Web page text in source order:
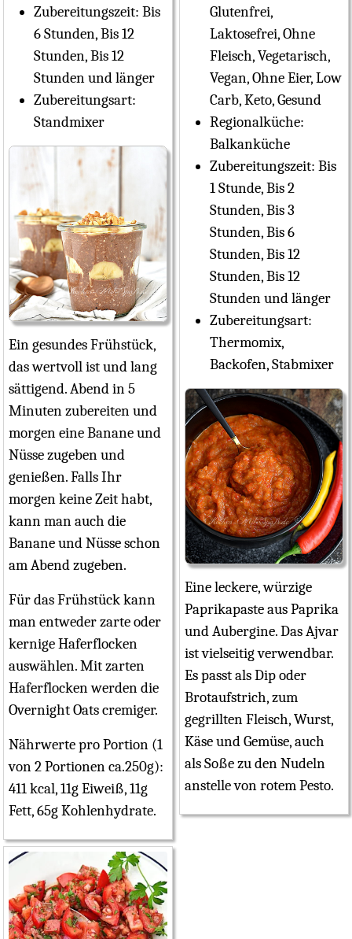
Zubereitungszeit: Bis
6 Stunden, Bis 12
Stunden, Bis 12
Stunden und länger
Zubereitungsart:
Standmixer
Ein gesundes Frühstück,
das wertvoll ist und lang
sättigend. Abend in 5
Minuten zubereiten und
morgen eine Banane und
Nüsse zugeben und
genießen. Falls Ihr
morgen keine Zeit habt,
kann man auch die
Banane und Nüsse schon
am Abend zugeben.
Für das Frühstück kann
man entweder zarte oder
kernige Haferflocken
auswählen. Mit zarten
Haferflocken werden die
Overnight Oats cremiger.
Nährwerte pro Portion (1
von 2 Portionen ca.250g):
411 kcal, 11g Eiweiß, 11g
Fett, 65g Kohlenhydrate.
Glutenfrei,
Laktosefrei, Ohne
Fleisch, Vegetarisch,
Vegan, Ohne Eier, Low
Carb, Keto, Gesund
Regionalküche:
Balkanküche
Zubereitungszeit: Bis
1 Stunde, Bis 2
Stunden, Bis 3
Stunden, Bis 6
Stunden, Bis 12
Stunden, Bis 12
Stunden und länger
Zubereitungsart:
Thermomix,
Backofen, Stabmixer
Eine leckere, würzige
Paprikapaste aus Paprika
und Aubergine. Das Ajvar
ist vielseitig verwendbar.
Es passt als Dip oder
Brotaufstrich, zum
gegrillten Fleisch, Wurst,
Käse und Gemüse, auch
als Soße zu den Nudeln
anstelle von rotem Pesto.